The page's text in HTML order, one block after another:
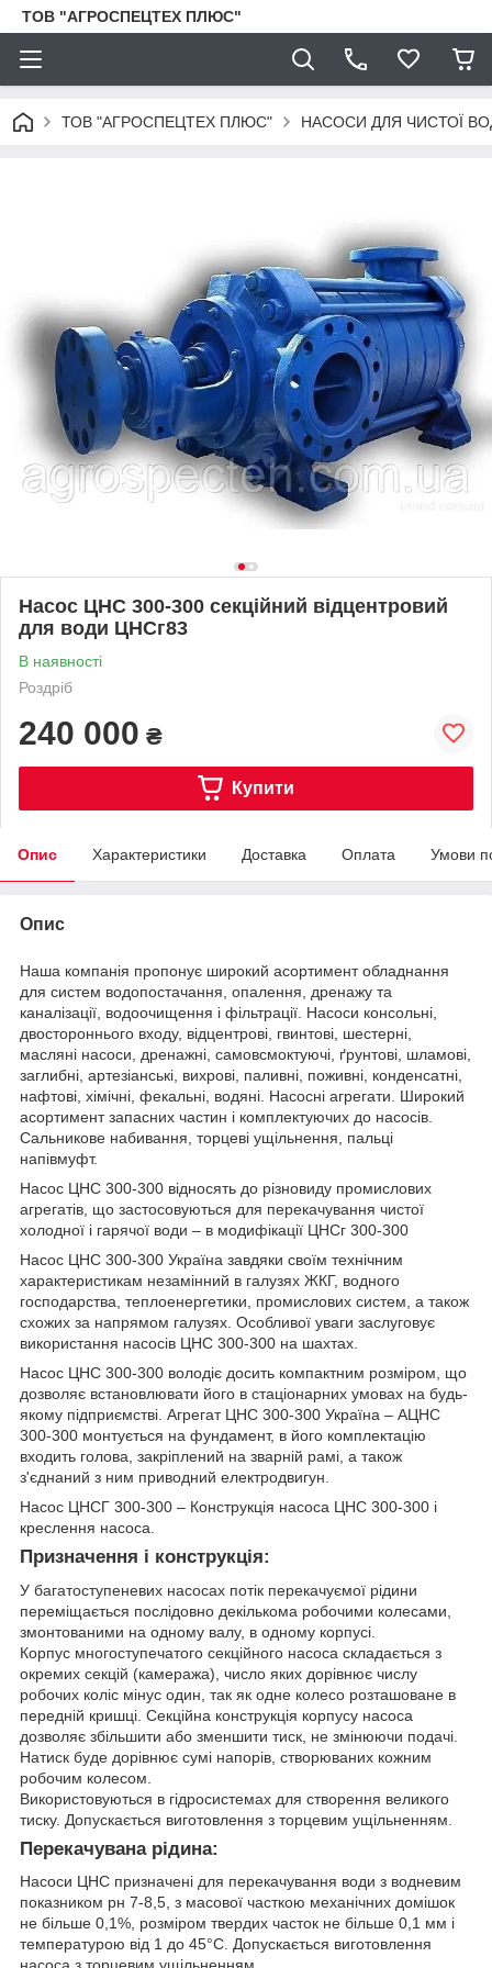
ТОВ "АГРОСПЕЦТЕХ ПЛЮС"
ТОВ "АГРОСПЕЦТЕХ ПЛЮС" НАСОСИ ДЛЯ ЧИСТОЇ
Насос ЦНС 300-300 секційний відцентровий
для води ЦНСг83
В наявності
Роздріб
240 000 ₴
Купити
Опис Характеристики Доставка Оплата Умови
Опис
Наша компанія пропонує широкий асортимент обладнання
для систем водопостачання, опалення, дренажу та
каналізації, водоочищення і фільтрації. Насоси консольні,
двостороннього входу, відцентрові, гвинтові, шестерні,
масляні насоси, дренажні, самовсмоктуючі, ґрунтові, шламові,
заглибні, артезіанські, вихрові, паливні, поживні, конденсатні,
нафтові, хімічні, фекальні, водяні. Насосні агрегати. Широкий
асортимент запасних частин і комплектуючих до насосів.
Сальникове набивання, торцеві ущільнення, пальці
напівмуфт.
Насос ЦНС 300-300 відносять до різновиду промислових
агрегатів, що застосовуються для перекачування чистої
холодної і гарячої води – в модифікації ЦНСг 300-300
Насос ЦНС 300-300 Україна завдяки своїм технічним
характеристикам незамінний в галузях ЖКГ, водного
господарства, теплоенергетики, промислових систем, а також
схожих за напрямом галузях. Особливої уваги заслуговує
використання насосів ЦНС 300-300 на шахтах.
Насос ЦНС 300-300 володіє досить компактним розміром, що
дозволяє встановлювати його в стаціонарних умовах на будь-
якому підприємстві. Агрегат ЦНС 300-300 Україна – АЦНС
300-300 монтується на фундамент, в його комплектацію
входить голова, закріплений на зварній рамі, а також
з'єднаний з ним приводний електродвигун.
Насос ЦНСГ 300-300 – Конструкція насоса ЦНС 300-300 і
креслення насоса.
Призначення і конструкція:
У багатоступеневих насосах потік перекачуємої рідини
переміщається послідовно декількома робочими колесами,
змонтованими на одному валу, в одному корпусі.
Корпус многоступечатого секційного насоса складається з
окремих секцій (камеража), число яких дорівнює числу
робочих коліс мінус один, так як одне колесо розташоване в
передній кришці. Секційна конструкція корпусу насоса
дозволяє збільшити або зменшити тиск, не змінюючи подачі.
Натиск буде дорівнює сумі напорів, створюваних кожним
робочим колесом.
Використовуються в гідросистемах для створення великого
тиску. Допускається виготовлення з торцевим ущільненням.
Перекачувана рідина:
Насоси ЦНС призначені для перекачування води з водневим
показником рн 7-8,5, з масової часткою механічних домішок
не більше 0,1%, розміром твердих часток не більше 0,1 мм і
температурою від 1 до 45°С. Допускається виготовлення